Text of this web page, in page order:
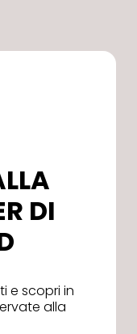
DI
e scopri in
alla